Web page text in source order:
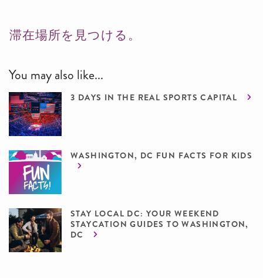
滞在場所を見つける。
You may also like...
3 DAYS IN THE REAL SPORTS CAPITAL
WASHINGTON, DC FUN FACTS FOR KIDS
STAY LOCAL DC: YOUR WEEKEND
STAYCATION GUIDES TO WASHINGTON,
DC